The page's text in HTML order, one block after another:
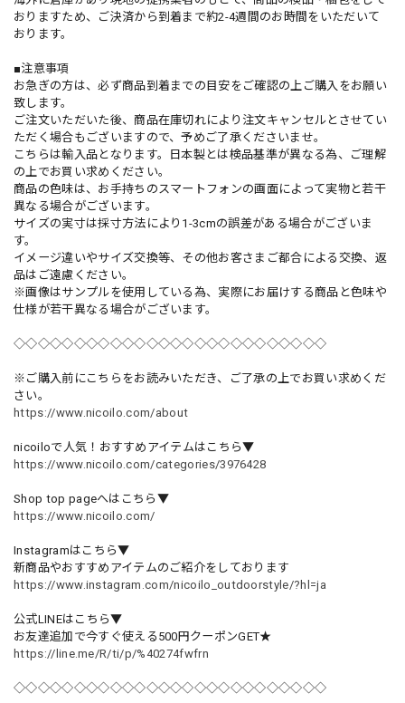
おりますため、ご決済から到着まで約2-4週間のお時間をいただいて
おります。
■注意事項
お急ぎの方は、必ず商品到着までの目安をご確認の上ご購入をお願い
致します。
ご注文いただいた後、商品在庫切れにより注文キャンセルとさせてい
ただく場合もございますので、予めご了承くださいませ。
こちらは輸入品となります。日本製とは検品基準が異なる為、ご理解
の上でお買い求めください。
商品の色味は、お手持ちのスマートフォンの画面によって実物と若干
異なる場合がございます。
サイズの実寸は採寸方法により1-3cmの誤差がある場合がございま
す。
イメージ違いやサイズ交換等、その他お客さまご都合による交換、返
品はご遠慮ください。
※画像はサンプルを使用している為、実際にお届けする商品と色味や
仕様が若干異なる場合がございます。
◇◇◇◇◇◇◇◇◇◇◇◇◇◇◇◇◇◇◇◇◇◇◇◇◇◇
※ご購入前にこちらをお読みいただき、ご了承の上でお買い求めくだ
さい。
https://www.nicoilo.com/about
nicoiloで人気！おすすめアイテムはこちら▼
https://www.nicoilo.com/categories/3976428
Shop top pageへはこちら▼
https://www.nicoilo.com/
Instagramはこちら▼
新商品やおすすめアイテムのご紹介をしております
https://www.instagram.com/nicoilo_outdoorstyle/?hl=ja
公式LINEはこちら▼
お友達追加で今すぐ使える500円クーポンGET★
https://line.me/R/ti/p/%40274fwfrn
◇◇◇◇◇◇◇◇◇◇◇◇◇◇◇◇◇◇◇◇◇◇◇◇◇◇